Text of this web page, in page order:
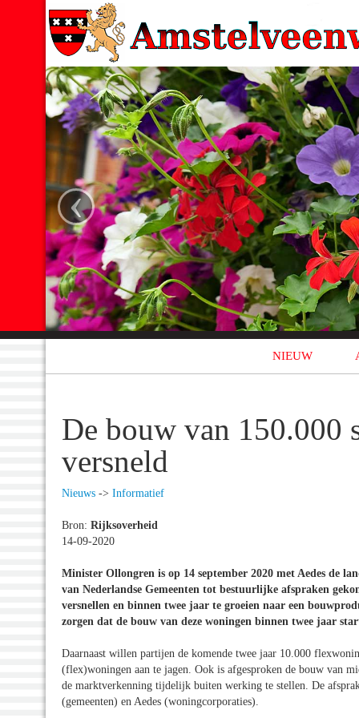
‹
NIEUW
De bouw van 150.000
versneld
Nieuws -> Informatief
Bron: Rijksoverheid
14-09-2020
Minister Ollongren is op 14 september 2020 met Aedes de
van Nederlandse Gemeenten tot bestuurlijke afspraken
versnellen en binnen twee jaar te groeien naar een
zorgen dat de bouw van deze woningen binnen twee jaar
Daarnaast willen partijen de komende twee jaar 10.000
(flex)woningen aan te jagen. Ook is afgesproken de bouw van
de marktverkenning tijdelijk buiten werking te stellen. De
(gemeenten) en Aedes (woningcorporaties).